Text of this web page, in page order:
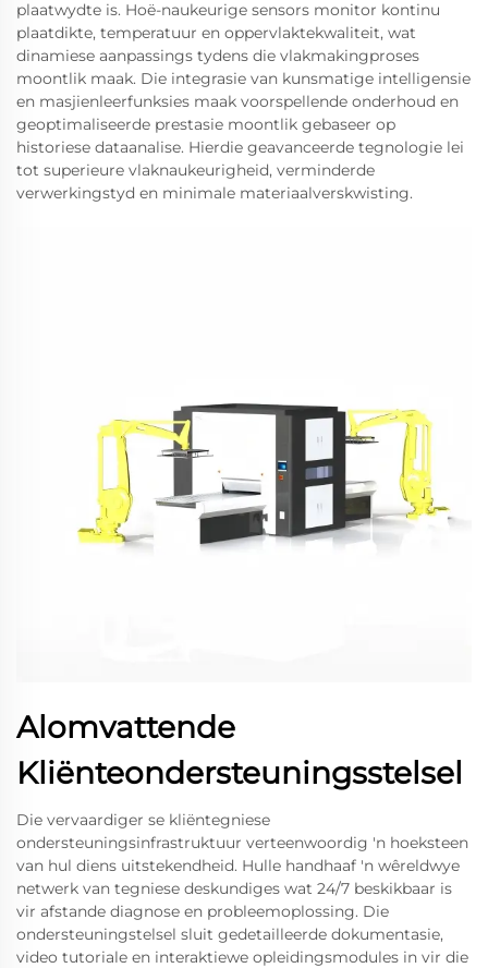
plaatwydte is. Hoë-naukeurige sensors monitor kontinu
plaatdikte, temperatuur en oppervlaktekwaliteit, wat
dinamiese aanpassings tydens die vlakmakingproses
moontlik maak. Die integrasie van kunsmatige intelligensie
en masjienleerfunksies maak voorspellende onderhoud en
geoptimaliseerde prestasie moontlik gebaseer op
historiese dataanalise. Hierdie geavanceerde tegnologie lei
tot superieure vlaknaukeurigheid, verminderde
verwerkingstyd en minimale materiaalverskwisting.
Alomvattende
Kliënteondersteuningsstelsel
Die vervaardiger se kliëntegniese
ondersteuningsinfrastruktuur verteenwoordig 'n hoeksteen
van hul diens uitstekendheid. Hulle handhaaf 'n wêreldwye
netwerk van tegniese deskundiges wat 24/7 beskikbaar is
vir afstande diagnose en probleemoplossing. Die
ondersteuningstelsel sluit gedetailleerde dokumentasie,
video tutoriale en interaktiewe opleidingsmodules in vir die